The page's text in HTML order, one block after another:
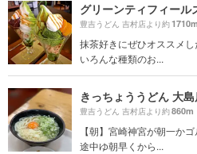
グリーンティフィール
豊吉うどん 吉村店より約1710m
抹茶好きにぜひオススメ
いろんな種類のお...
きっちょううどん 大
豊吉うどん 吉村店より約860m
【朝】宮崎神宮が朝一か
途中ゆ朝早くから...